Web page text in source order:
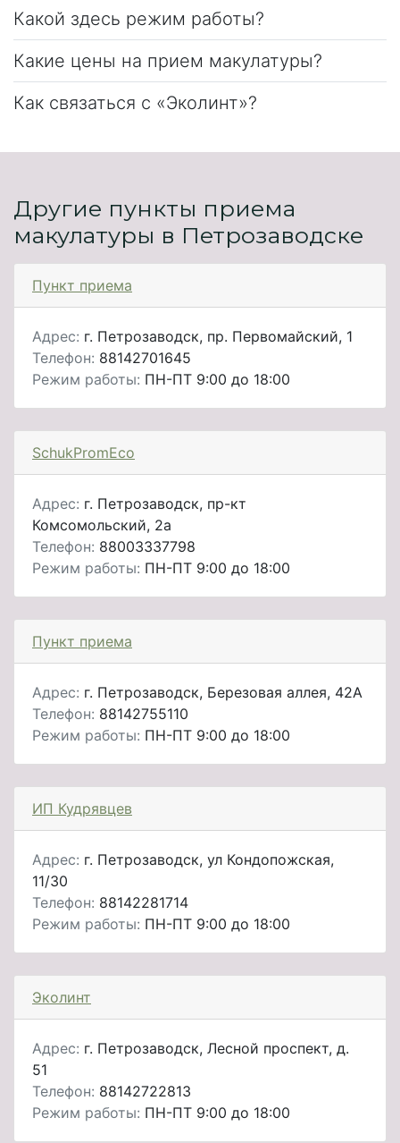
Какой здесь режим работы?
Какие цены на прием макулатуры?
Как связаться с «Эколинт»?
Другие пункты приема
макулатуры в Петрозаводске
Пункт приема
Адрес: г. Петрозаводск, пр. Первомайский, 1
Телефон: 88142701645
Режим работы: ПН-ПТ 9:00 до 18:00
SchukPromEco
Адрес: г. Петрозаводск, пр-кт
Комсомольский, 2а
Телефон: 88003337798
Режим работы: ПН-ПТ 9:00 до 18:00
Пункт приема
Адрес: г. Петрозаводск, Березовая аллея, 42А
Телефон: 88142755110
Режим работы: ПН-ПТ 9:00 до 18:00
ИП Кудрявцев
Адрес: г. Петрозаводск, ул Кондопожская,
11/30
Телефон: 88142281714
Режим работы: ПН-ПТ 9:00 до 18:00
Эколинт
Адрес: г. Петрозаводск, Лесной проспект, д.
51
Телефон: 88142722813
Режим работы: ПН-ПТ 9:00 до 18:00